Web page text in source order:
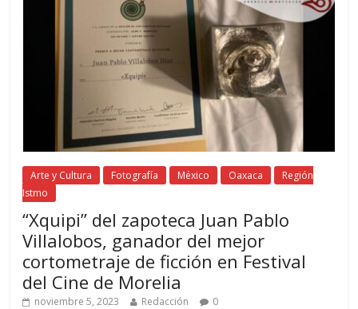
Arte y Cultura Fotografía México Oaxaca
Región
Istmo
“Xquipi” del zapoteca Juan Pablo
Villalobos, ganador del mejor
cortometraje de ficción en Festival
del Cine de Morelia
noviembre 5, 2023 Redacción 0